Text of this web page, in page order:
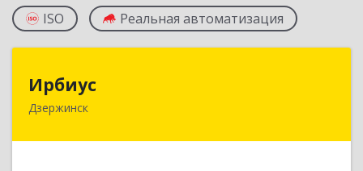
ISO Реальная автоматизация
Ирбиус
Дзержинск606016, Нижегородская обл, Дзержинск г,